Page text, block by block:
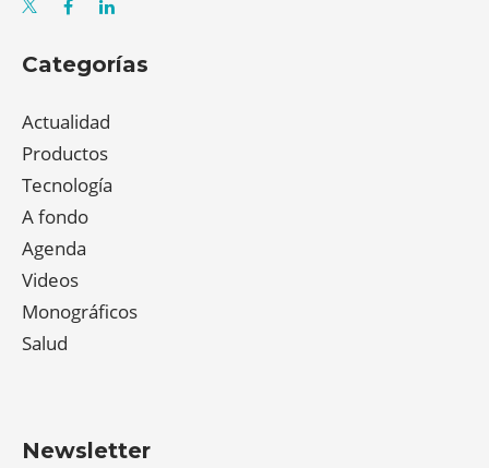
Categorías
Actualidad
Productos
Tecnología
A fondo
Agenda
Videos
Monográficos
Salud
Newsletter